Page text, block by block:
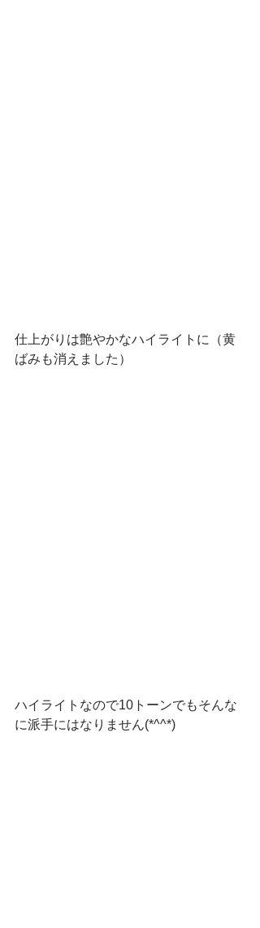
仕上がりは艶やかなハイライトに（黄
ばみも消えました）
ハイライトなので10トーンでもそんな
に派手にはなりません(*^^*)